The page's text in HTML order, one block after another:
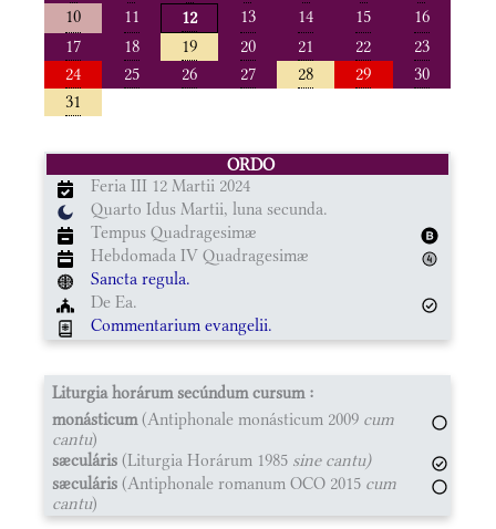
10
11 12 13 14 15
16
17
18 19 20 21 22
23
24
25 26 27 28 29
30
31
ORDO
Feria III 12 Martii 2024
Quarto Idus Martii, luna secunda.
Tempus Quadragesimæ
Hebdomada IV Quadragesimæ
Sancta regula.
De Ea.
Commentarium evangelii.
Liturgia horárum secúndum cursum :
monásticum(Antiphonale monásticum 2009 cum
cantu)
sæculáris (Liturgia Horárum 1985 sine cantu)
sæculáris (Antiphonale romanum OCO 2015 cum
cantu)